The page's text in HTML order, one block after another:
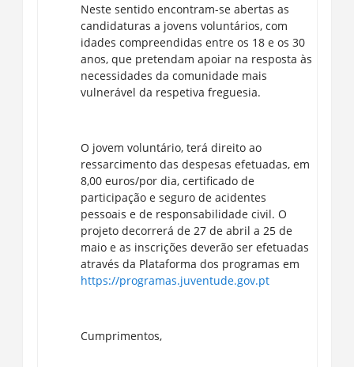
Neste sentido encontram-se abertas as
candidaturas a jovens voluntários, com
idades compreendidas entre os 18 e os 30
anos, que pretendam apoiar na resposta às
necessidades da comunidade mais
vulnerável da respetiva freguesia.
O jovem voluntário, terá direito ao
ressarcimento das despesas efetuadas, em
8,00 euros/por dia, certificado de
participação e seguro de acidentes
pessoais e de responsabilidade civil. O
projeto decorrerá de 27 de abril a 25 de
maio e as inscrições deverão ser efetuadas
através da Plataforma dos programas em
https://programas.juventude.gov.pt
Cumprimentos,